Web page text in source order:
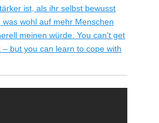
ist, als ihr selbst bewusst
wohl auf mehr Menschen
meinen würde. You can’t get
but you can learn to cope with